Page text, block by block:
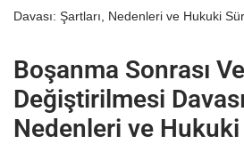
Davası: Şartları, Nedenleri ve Hukuki
Boşanma Sonrası
Değiştirilmesi
Nedenleri ve